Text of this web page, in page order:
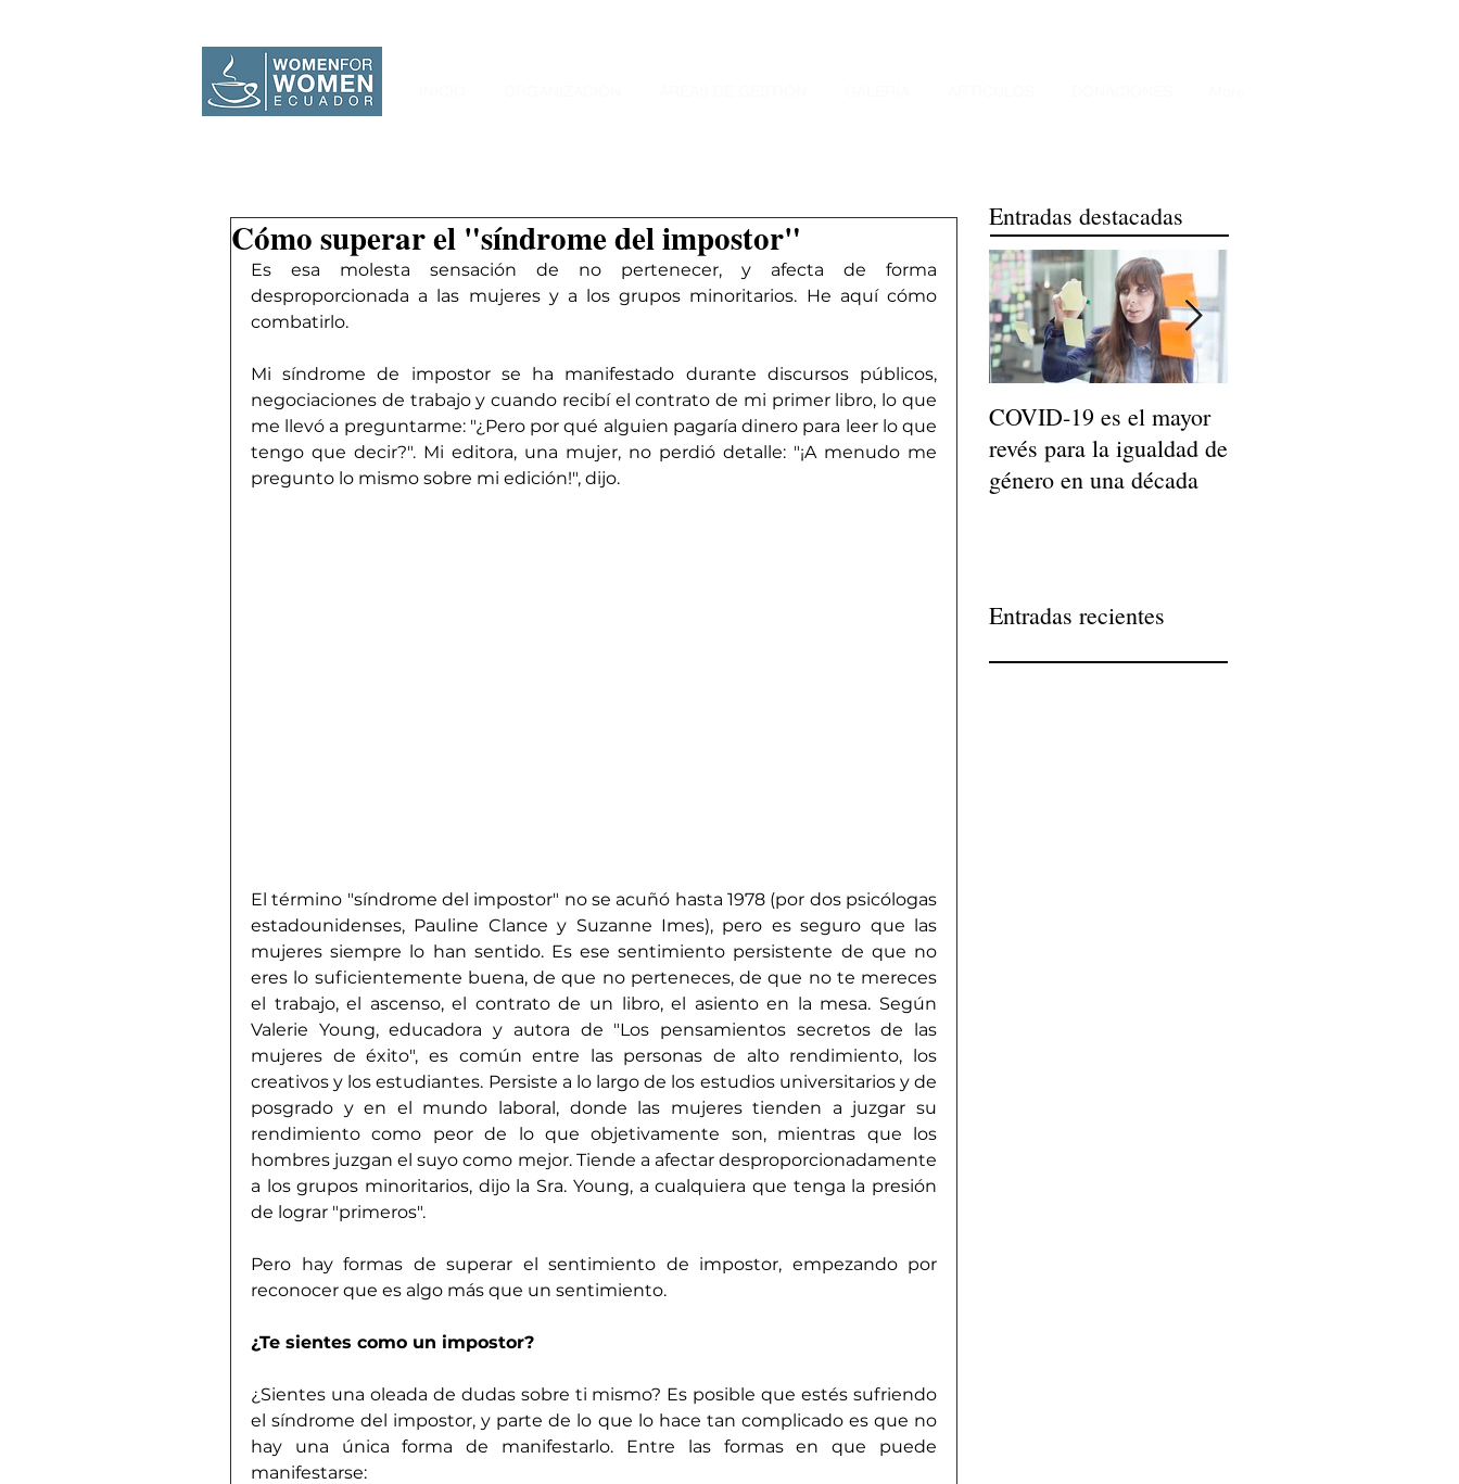
Cómo superar el "síndrome del impostor"
Es esa molesta sensación de no pertenecer, y afecta de forma
desproporcionada a las mujeres y a los grupos minoritarios. He aquí cómo
combatirlo.
Mi síndrome de impostor se ha manifestado durante discursos públicos,
negociaciones de trabajo y cuando recibí el contrato de mi primer libro, lo que
me llevó a preguntarme: "¿Pero por qué alguien pagaría dinero para leer lo que
tengo que decir?". Mi editora, una mujer, no perdió detalle: "¡A menudo me
pregunto lo mismo sobre mi edición!", dijo.
El término "síndrome del impostor" no se acuñó hasta 1978 (por dos psicólogas
estadounidenses, Pauline Clance y Suzanne Imes), pero es seguro que las
mujeres siempre lo han sentido. Es ese sentimiento persistente de que no
eres lo suficientemente buena, de que no perteneces, de que no te mereces
el trabajo, el ascenso, el contrato de un libro, el asiento en la mesa. Según
Valerie Young, educadora y autora de "Los pensamientos secretos de las
mujeres de éxito", es común entre las personas de alto rendimiento, los
creativos y los estudiantes. Persiste a lo largo de los estudios universitarios y de
posgrado y en el mundo laboral, donde las mujeres tienden a juzgar su
rendimiento como peor de lo que objetivamente son, mientras que los
hombres juzgan el suyo como mejor. Tiende a afectar desproporcionadamente
a los grupos minoritarios, dijo la Sra. Young, a cualquiera que tenga la presión
de lograr "primeros".
Pero hay formas de superar el sentimiento de impostor, empezando por
reconocer que es algo más que un sentimiento.
¿Te sientes como un impostor?
¿Sientes una oleada de dudas sobre ti mismo? Es posible que estés sufriendo
el síndrome del impostor, y parte de lo que lo hace tan complicado es que no
hay una única forma de manifestarlo. Entre las formas en que puede
manifestarse:
Entradas destacadas
COVID-19 es el mayor
revés para la igualdad de
género en una década
Entradas recientes